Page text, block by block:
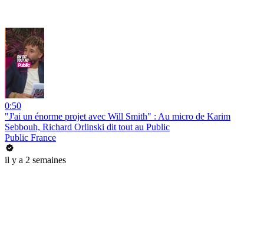
0:50
"J'ai un énorme projet avec Will Smith" : Au micro de Karim
Sebbouh, Richard Orlinski dit tout au Public
Public France
il y a 2 semaines